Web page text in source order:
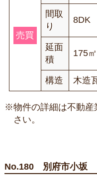
売買
間取
り
8DK
延面
積
175
構造 木造
※物件の詳細は不動産
さい。
No.180 別府市小坂